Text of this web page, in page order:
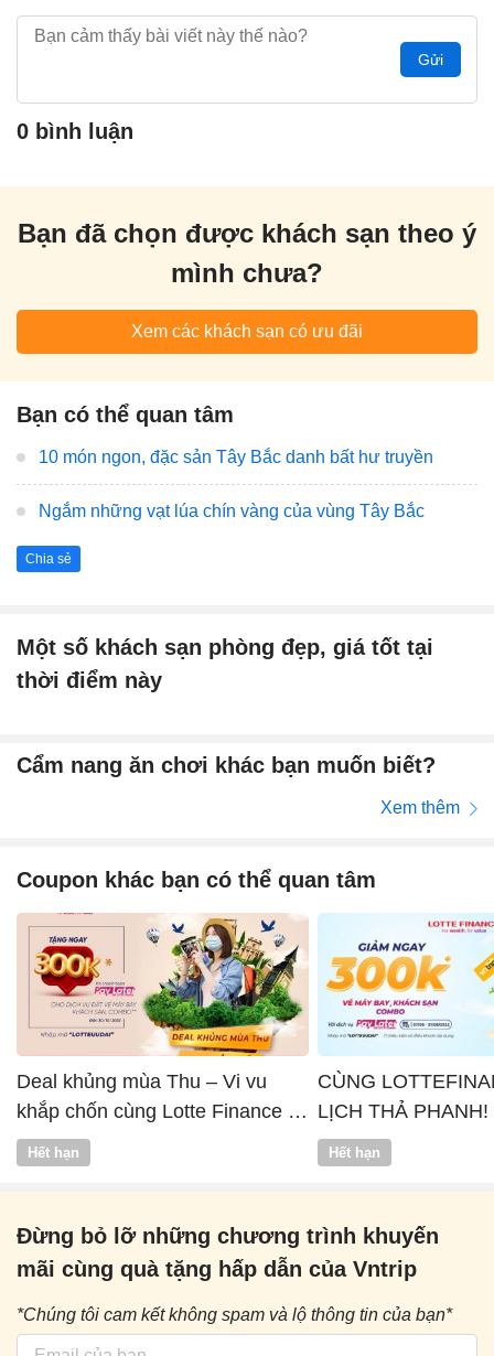
Gửi
0 bình luận
Bạn đã chọn được khách sạn theo ý
mình chưa?
Xem các khách sạn có ưu đãi
Bạn có thể quan tâm
10 món ngon, đặc sản Tây Bắc danh bất hư truyền
Ngắm những vạt lúa chín vàng của vùng Tây Bắc
Chia sẻ
Một số khách sạn phòng đẹp, giá tốt tại
thời điểm này
Cẩm nang ăn chơi khác bạn muốn biết?
Xem thêm
Coupon khác bạn có thể quan tâm
Deal khủng mùa Thu – Vi vu
khắp chốn cùng Lotte Finance x
Vntrip
Hết hạn
CÙNG
LỊCH THẢ PHANH!
Hết hạn
Đừng bỏ lỡ những chương trình khuyến
mãi cùng quà tặng hấp dẫn của Vntrip
*Chúng tôi cam kết không spam và lộ thông tin của bạn*